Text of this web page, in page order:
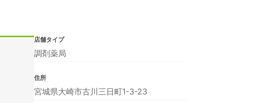
店舗タイプ
調剤薬局
住所
宮城県大崎市古川三日町1-3-23